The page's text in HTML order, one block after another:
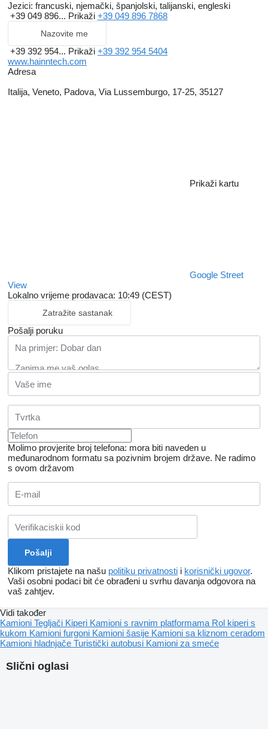
Jezici: francuski, njemački, španjolski, talijanski, engleski
+39 049 896... Prikaži +39 049 896 7868
Nazovite me
+39 392 954... Prikaži +39 392 954 5404
www.hainntech.com
Adresa
Italija, Veneto, Padova, Via Lussemburgo, 17-25, 35127
Prikaži kartu
Google Street
View
Lokalno vrijeme prodavaca: 10:49 (CEST)
Zatražite sastanak
Pošalji poruku
Molimo provjerite broj telefona: mora biti naveden u
međunarodnom formatu sa pozivnim brojem države. Ne radimo
s ovom državom
Klikom pristajete na našu politiku privatnosti i korisnički ugovor.
Vaši osobni podaci bit će obrađeni u svrhu davanja odgovora na
vaš zahtjev.
Slični oglasi
Vidi također
Kamioni Tegljači Kiperi Kamioni s ravnim platformama Rol kiperi s
kukom Kamioni furgoni Kamioni šasije Kamioni sa kliznom ceradom
Kamioni hladnjače Turistički autobusi Kamioni za smeće